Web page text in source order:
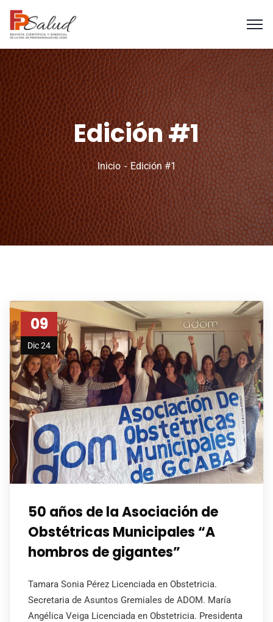
Edición #1
Inicio Edición #1
09
Dic 24
50 años de la Asociación de
Obstétricas Municipales “A
hombros de gigantes”
Tamara Sonia Pérez Licenciada en Obstetricia.
Secretaria de Asuntos Gremiales de ADOM. María
Angélica Veiga Licenciada en Obstetricia. Presidenta